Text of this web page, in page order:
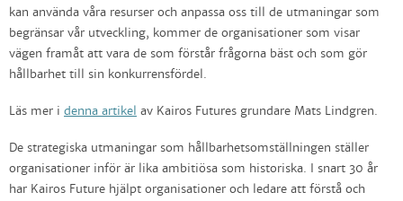
kan använda våra resurser och anpassa oss till de utmaningar som
begränsar vår utveckling, kommer de organisationer som visar
vägen framåt att vara de som förstår frågorna bäst och som gör
hållbarhet till sin konkurrensfördel.
Läs mer i denna artikel av Kairos Futures grundare Mats Lindgren.
De strategiska utmaningar som hållbarhetsomställningen ställer
organisationer inför är lika ambitiösa som historiska. I snart 30 år
har Kairos Future hjälpt organisationer och ledare att förstå och